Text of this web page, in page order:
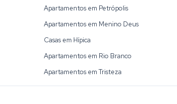
Apartamentos em Petrópolis
Apartamentos em Menino Deus
Casas em Hípica
Apartamentos em Rio Branco
Apartamentos em Tristeza